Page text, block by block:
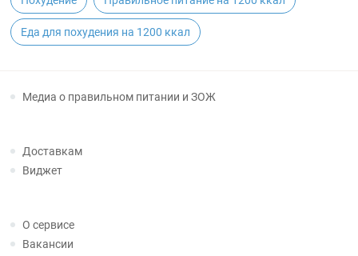
Еда для похудения на 1200 ккал
Медиа о правильном питании и ЗОЖ
Доставкам
Виджет
О сервисе
Вакансии